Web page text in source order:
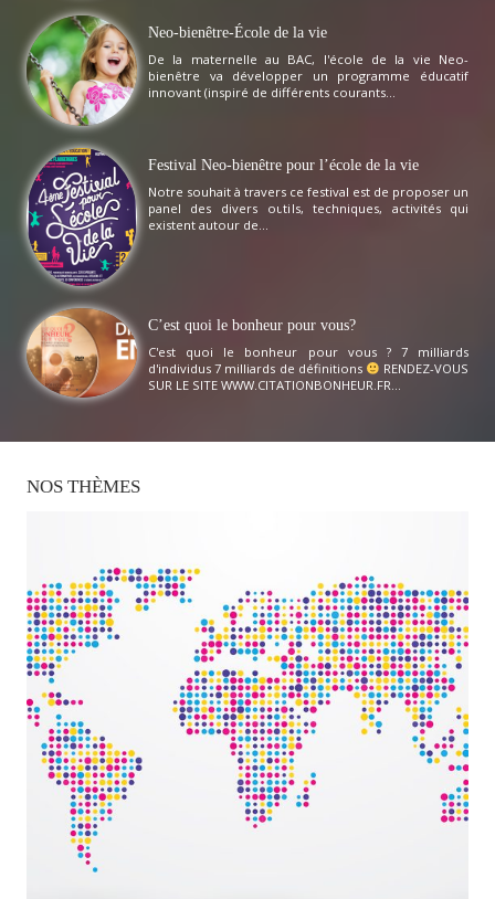
Neo-bienêtre-École de la vie
De la maternelle au BAC, l'école de la vie Neo-
bienêtre va développer un programme éducatif
innovant (inspiré de différents courants...
Festival Neo-bienêtre pour l’école de la vie
Notre souhait à travers ce festival est de proposer un
panel des divers outils, techniques, activités qui
existent autour de...
C’est quoi le bonheur pour vous?
C'est quoi le bonheur pour vous ? 7 milliards
d'individus 7 milliards de définitions
RENDEZ-VOUS
SUR LE SITE WWW.CITATIONBONHEUR.FR...
NOS THÈMES